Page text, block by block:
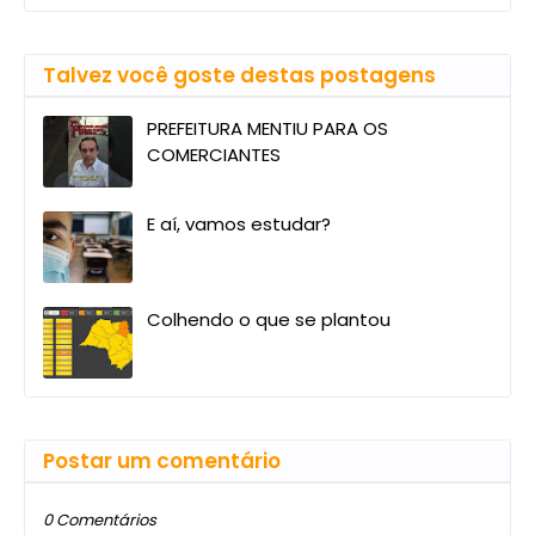
Talvez você goste destas postagens
PREFEITURA MENTIU PARA OS
COMERCIANTES
E aí, vamos estudar?
Colhendo o que se plantou
Postar um comentário
0 Comentários